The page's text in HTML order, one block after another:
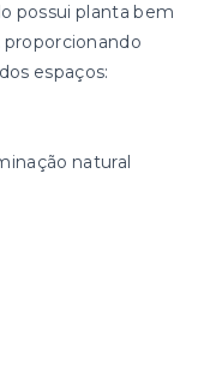
possui planta bem
espaços:
natural